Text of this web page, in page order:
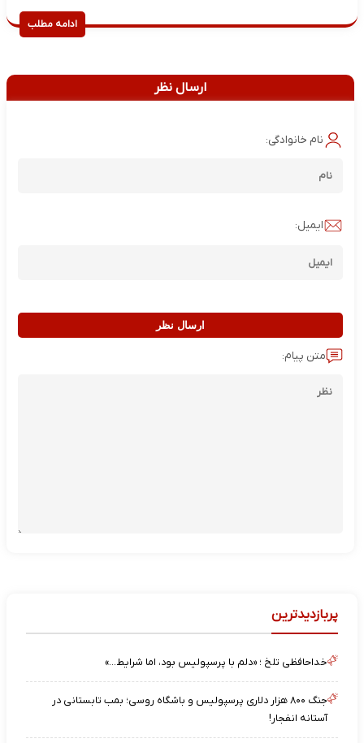
ادامه مطلب
ارسال نظر
نام خانوادگی:
ایمیل:
ارسال نظر
متن پیام:
پربازدیدترین
خداحافظی تلخ ؛ «دلم با پرسپولیس بود، اما شرایط…»
جنگ ۸۰۰ هزار دلاری پرسپولیس و باشگاه روسی؛ بمب تابستانی در
آستانه انفجار!